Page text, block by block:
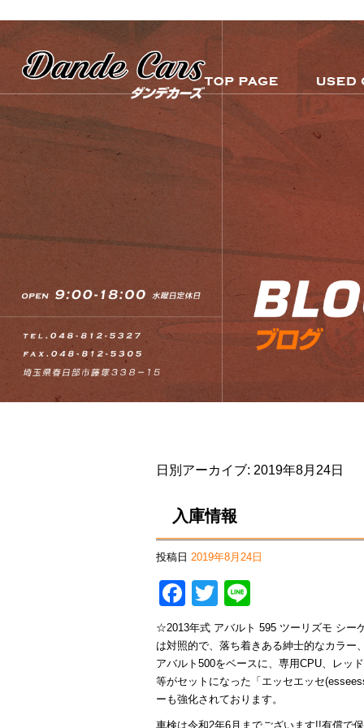
日別アーカイブ: 2019年8月24日
入庫情報
投稿日 2019年8月24日
Facebook
Twitter
☆2013年式 アバルト 595 ツーリズモ シー
は対照的で、落ち着きある紳士的なカラ
アバルト500をベースに、専用CPU、レッ
等がセットになった「エッセエッセ
ーも強化されております。
車検は令和2年6月までございます!!有償で